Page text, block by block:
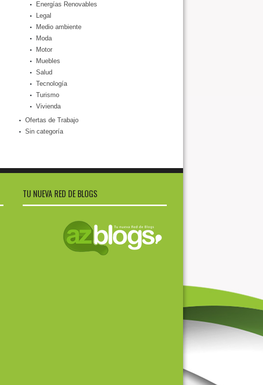
Energías Renovables
Legal
Medio ambiente
Moda
Motor
Muebles
Salud
Tecnología
Turismo
Vivienda
Ofertas de Trabajo
Sin categoría
TU NUEVA RED DE BLOGS